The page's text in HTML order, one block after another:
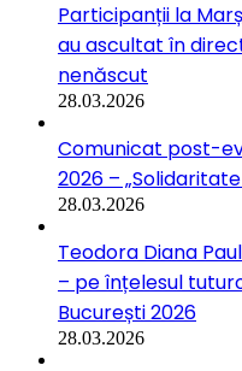
Participanții la
au ascultat în
nenăscut
28.03.2026
Comunicat post-
2026 –
28.03.2026
Teodora Diana
– pe înțelesul
București 2026
28.03.2026